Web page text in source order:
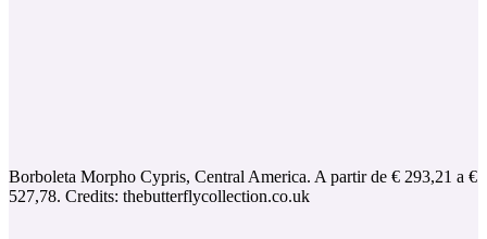
Borboleta Morpho Cypris, Central America. A partir de € 293,21 a €
527,78. Credits: thebutterflycollection.co.uk